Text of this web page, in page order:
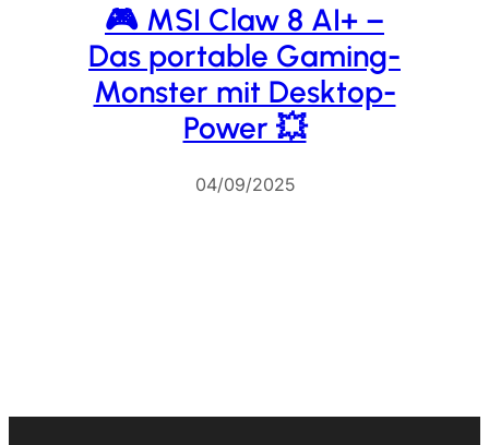
🎮 MSI Claw 8 AI+ –
Das portable Gaming-
Monster mit Desktop-
Power 💥
04/09/2025